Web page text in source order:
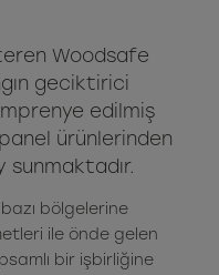
Woodsafe
geciktirici
edilmiş
ürünlerinden
sunmaktadır.
bölgelerine
ile önde gelen
bir işbirliğine